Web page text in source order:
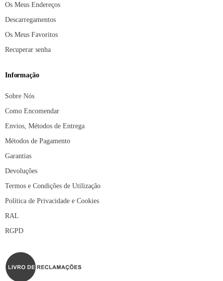
Os Meus Endereços
Descarregamentos
Os Meus Favoritos
Recuperar senha
Informação
Sobre Nós
Como Encomendar
Envios, Métodos de Entrega
Métodos de Pagamento
Garantias
Devoluções
Termos e Condições de Utilização
Política de Privacidade e Cookies
RAL
RGPD